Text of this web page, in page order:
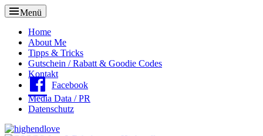
Menü
Oberes
Menü
Home
About Me
Tipps & Tricks
Gutschein / Rabatt & Goodie Codes
Kontakt
Facebook
Media Data / PR
Datenschutz